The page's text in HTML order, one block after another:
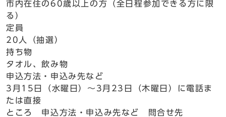
市内在住の60歳以上の方（全日程参加できる方に限
る）
定員
20人（抽選）
持ち物
タオル、飲み物
申込方法・申込み先など
3月15日（水曜日）～3月23日（木曜日）に電話ま
たは直接
ところ 申込方法・申込み先など 問合せ先